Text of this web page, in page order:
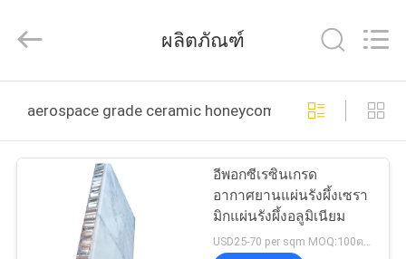
บ้าน
สินค้า
Wonderful
Composite
Ltd..
Reserved.
ผลิตภัณฑ์
aerospace grade ceramic honeycomb panels ผลิตออนไ
อีพอกซีเรซินเกรด
อากาศยานแผ่นรังผึ้งเซรา
มิกแผ่นรังผึ้งอลูมิเนียม
USD25-70 per sqm MOQ:100ตรม